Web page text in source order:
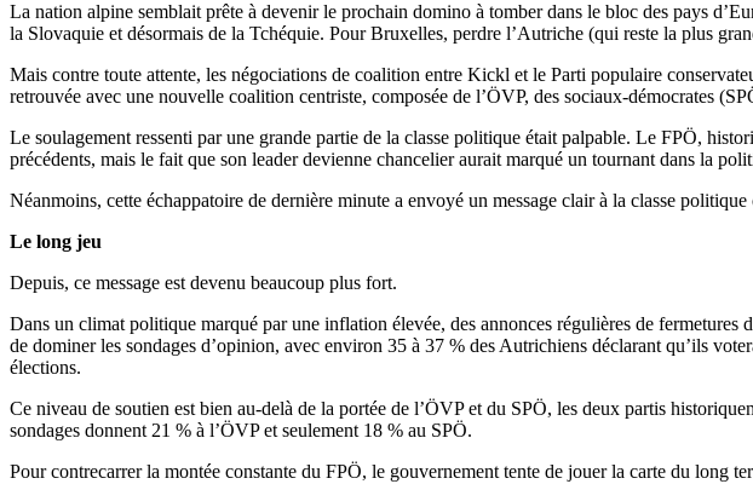
La nation alpine semblait prête à devenir le prochain domino à tomber dans le bloc des pays
la Slovaquie et désormais de la Tchéquie. Pour Bruxelles, perdre l’Autriche (qui reste la plus
Mais contre toute attente, les négociations de coalition entre Kickl et le Parti populaire
retrouvée avec une nouvelle coalition centriste, composée de l’ÖVP, des sociaux-démocrates
Le soulagement ressenti par une grande partie de la classe politique était palpable. Le FPÖ,
précédents, mais le fait que son leader devienne chancelier aurait marqué un tournant dans la
Néanmoins, cette échappatoire de dernière minute a envoyé un message clair à la classe
Le long jeu
Depuis, ce message est devenu beaucoup plus fort.
Dans un climat politique marqué par une inflation élevée, des annonces régulières de fermetures
de dominer les sondages d’opinion, avec environ 35 à 37 % des Autrichiens déclarant qu’ils
élections.
Ce niveau de soutien est bien au-delà de la portée de l’ÖVP et du SPÖ, les deux partis
sondages donnent 21 % à l’ÖVP et seulement 18 % au SPÖ.
Pour contrecarrer la montée constante du FPÖ, le gouvernement tente de jouer la carte du long